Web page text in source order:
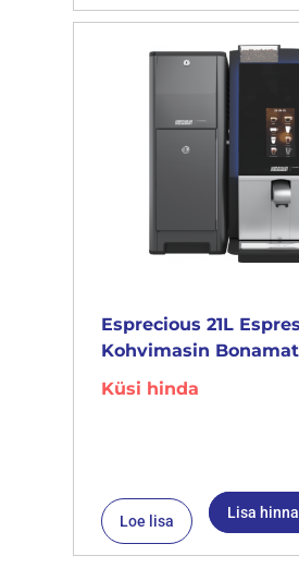
Esprecious 21L
Kohvimasin
Küsi hinda
Loe lisa Lisa